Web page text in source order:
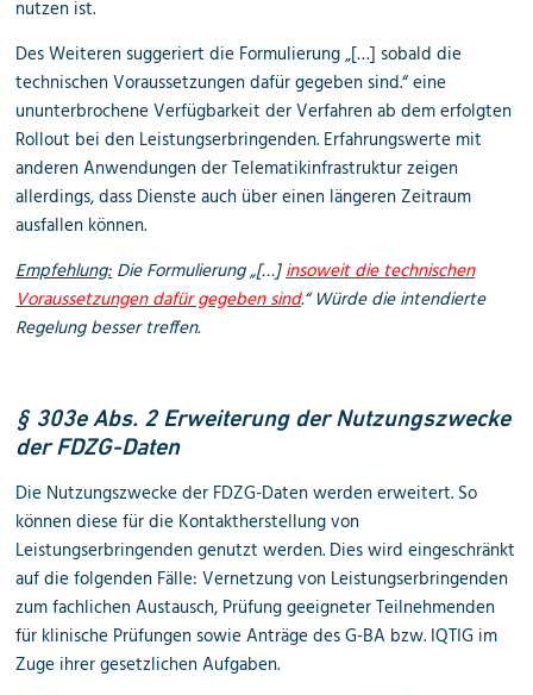
nutzen ist.
Des Weiteren suggeriert die Formulierung „[…] sobald die
technischen Voraussetzungen dafür gegeben sind.“ eine
ununterbrochene Verfügbarkeit der Verfahren ab dem erfolgten
Rollout bei den Leistungserbringenden. Erfahrungswerte mit
anderen Anwendungen der Telematikinfrastruktur zeigen
allerdings, dass Dienste auch über einen längeren Zeitraum
ausfallen können.
Empfehlung:Die Formulierung „[…]insoweit die technischen
Voraussetzungen dafür gegeben sind.“ Würde die intendierte
Regelung besser treffen.
§ 303e Abs. 2 Erweiterung der Nutzungszwecke
der FDZG-Daten
Die Nutzungszwecke der FDZG-Daten werden erweitert. So
können diese für die Kontaktherstellung von
Leistungserbringenden genutzt werden. Dies wird eingeschränkt
auf die folgenden Fälle: Vernetzung von Leistungserbringenden
zum fachlichen Austausch, Prüfung geeigneter Teilnehmenden
für klinische Prüfungen sowie Anträge des G-BA bzw. IQTIG im
Zuge ihrer gesetzlichen Aufgaben.